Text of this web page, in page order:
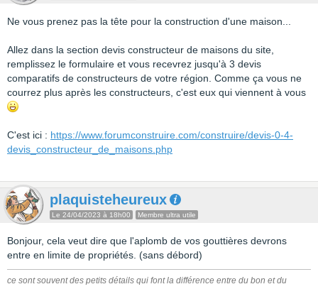
Ne vous prenez pas la tête pour la construction d'une maison...
Allez dans la section devis constructeur de maisons du site,
remplissez le formulaire et vous recevrez jusqu'à 3 devis
comparatifs de constructeurs de votre région. Comme ça vous ne
courrez plus après les constructeurs, c'est eux qui viennent à vous
C'est ici : https://www.forumconstruire.com/construire/devis-0-4-
devis_constructeur_de_maisons.php
plaquisteheureux
Le 24/04/2023 à 18h00 Membre ultra utile
Bonjour, cela veut dire que l'aplomb de vos gouttières devrons
entre en limite de propriétés. (sans débord)
ce sont souvent des petits détails qui font la différence entre du bon et du